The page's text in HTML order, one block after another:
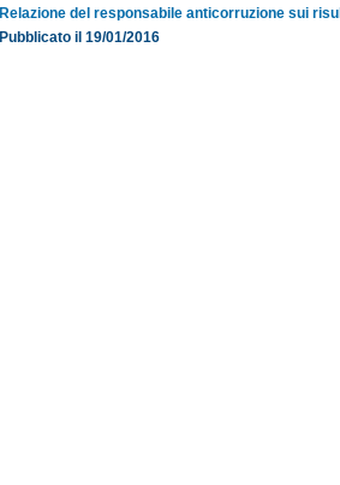
Relazione del responsabile anticorruzione sui
Pubblicato il 19/01/2016